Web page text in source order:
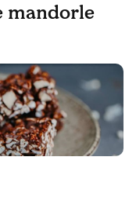
mandorle